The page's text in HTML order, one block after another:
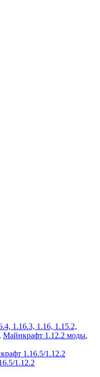
1.16.3, 1.16, 1.15.2,
, Майнкрафт 1.12.2 моды,
1.16.5/1.12.2
1.12.2